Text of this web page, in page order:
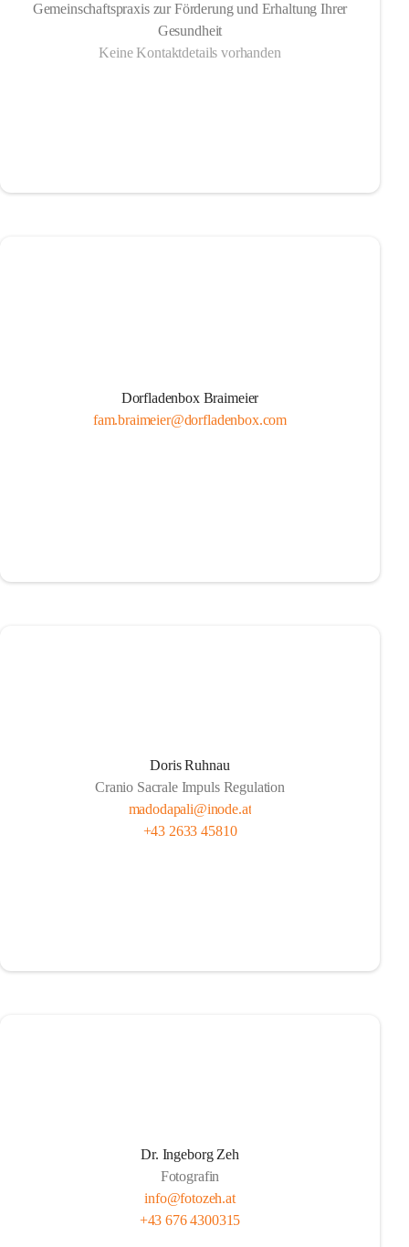
Gemeinschaftspraxis zur Förderung und Erhaltung Ihrer
Gesundheit
Keine Kontaktdetails vorhanden
Dorfladenbox Braimeier
fam.braimeier@dorfladenbox.com
Doris Ruhnau
Cranio Sacrale Impuls Regulation
madodapali@inode.at
+43 2633 45810
Dr. Ingeborg Zeh
Fotografin
info@fotozeh.at
+43 676 4300315